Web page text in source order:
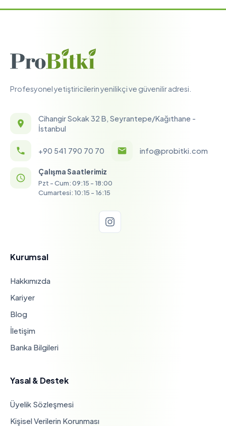
Profesyonel yetiştiricilerin yenilikçi ve güvenilir adresi.
Cihangir Sokak 32 B, Seyrantepe/Kağıthane -
İstanbul
+90 541 790 70 70 info@probitki.com
Çalışma Saatlerimiz
Pzt - Cum: 09:15 - 18:00
Cumartesi: 10:15 - 16:15
Kurumsal
Hakkımızda
Kariyer
Blog
İletişim
Banka Bilgileri
Yasal & Destek
Üyelik Sözleşmesi
Kişisel Verilerin Korunması